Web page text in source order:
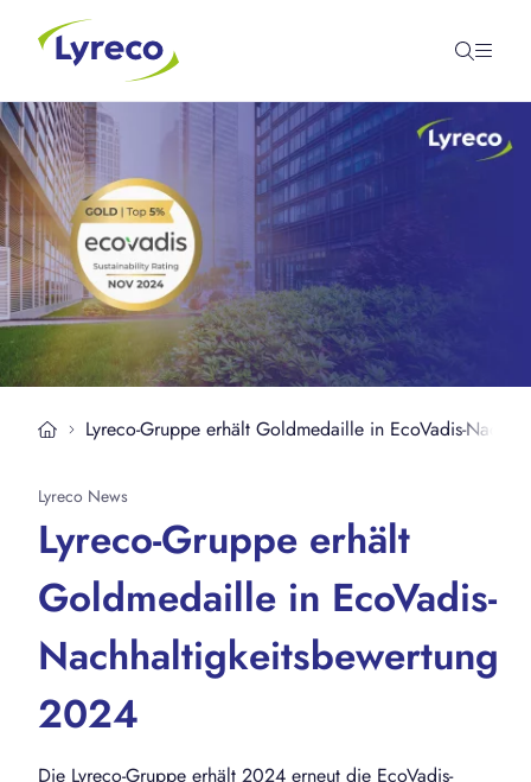
Lyreco-Gruppe erhält Goldmedaille in EcoVadis-
Lyreco News
Lyreco-Gruppe erhält
Goldmedaille in EcoVadis-
Nachhaltigkeitsbewertung
2024
Die Lyreco-Gruppe erhält 2024 erneut die EcoVadis-